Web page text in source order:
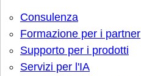
Consulenza
Formazione per i partner
Supporto per i prodotti
Servizi per l'IA